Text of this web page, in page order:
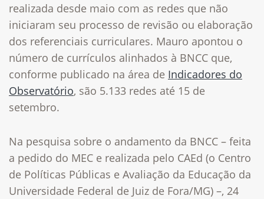
realizada desde maio com as redes que não
iniciaram seu processo de revisão ou elaboração
dos referenciais curriculares. Mauro apontou o
número de currículos alinhados à BNCC que,
conforme publicado na área de Indicadores do
Observatório, são 5.133 redes até 15 de
setembro.
Na pesquisa sobre o andamento da BNCC – feita
a pedido do MEC e realizada pelo CAEd (o Centro
de Políticas Públicas e Avaliação da Educação da
Universidade Federal de Juiz de Fora/MG) –, 24